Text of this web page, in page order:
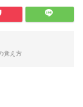
覚え方